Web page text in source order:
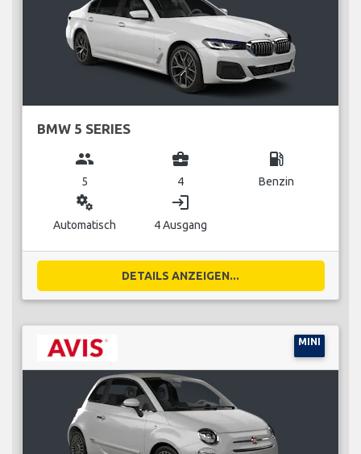
BMW 5 SERIES
group
5
business_center
4
local_gas_station
Benzin
miscellaneous_services
Automatisch
login
4 Ausgang
DETAILS ANZEIGEN...
MINI